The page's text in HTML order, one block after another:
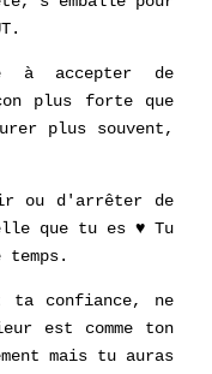
à accepter de
plus forte que
plus souvent,
ou d'arrêter de
que tu es ♥ Tu
temps.
ta confiance, ne
est comme ton
mais tu auras